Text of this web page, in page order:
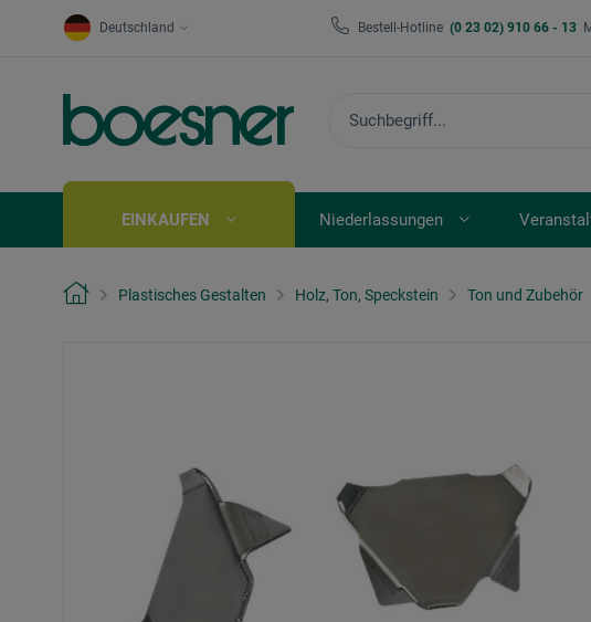
Deutschland Bestell-Hotline (0 23 02) 910 66 - 13
EINKAUFEN Niederlassungen
Plastisches Gestalten Holz, Ton, Speckstein Ton und Zubehör